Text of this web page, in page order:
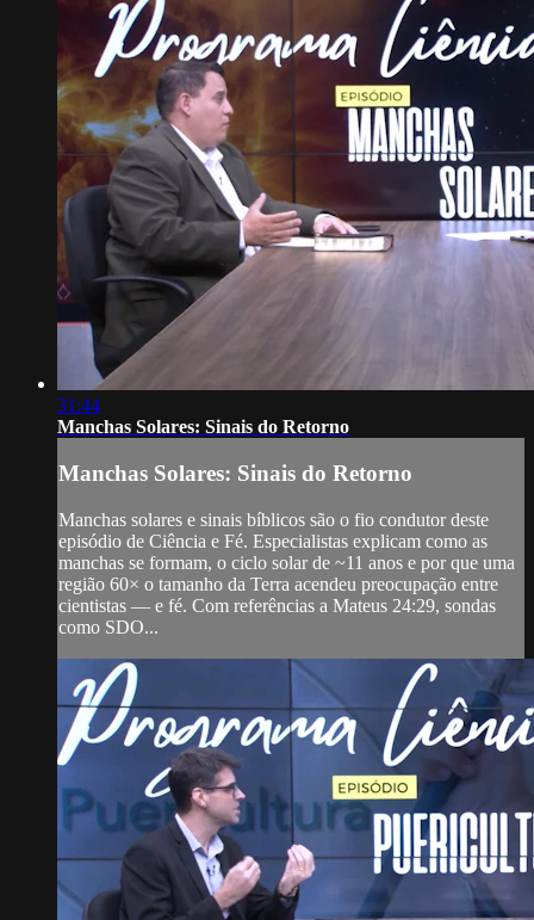
31:44
Manchas Solares: Sinais do Retorno
Manchas Solares: Sinais do Retorno
Manchas solares e sinais bíblicos são o fio condutor deste
episódio de Ciência e Fé. Especialistas explicam como as
manchas se formam, o ciclo solar de ~11 anos e por que uma
região 60× o tamanho da Terra acendeu preocupação entre
cientistas — e fé. Com referências a Mateus 24:29, sondas
como SDO...